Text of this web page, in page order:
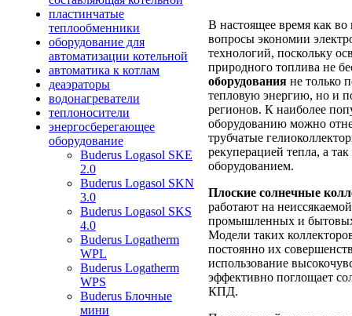
пластинчатые
теплообменники
оборудование для
автоматизации котельной
автоматика к котлам
деаэраторы
водонагреватели
теплоносители
энергосберегающее
оборудование
Buderus Logasol SKE
2.0
Buderus Logasol SKN
3.0
Buderus Logasol SKS
4.0
Buderus Logatherm
WPL
Buderus Logatherm
WPS
Buderus Блочные
мини
В настоящее время как
вопросы экономии
технологий, поскольку
природного топлива не
оборудования не только
тепловую энергию, но и
регионов. К наиболее
оборудованию можно
трубчатые
рекуперацией тепла, а
оборудованием.
Плоские солнечные
работают на
промышленных и бытовых
Модели таких
постоянно их
использование
эффективно поглощает
КПД.